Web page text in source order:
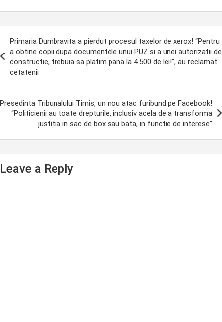
Primaria Dumbravita a pierdut procesul taxelor de xerox! “Pentru
a obtine copii dupa documentele unui PUZ si a unei autorizatii de
constructie, trebuia sa platim pana la 4.500 de lei!”, au reclamat
cetatenii
Presedinta Tribunalului Timis, un nou atac furibund pe Facebook!
“Politicienii au toate drepturile, inclusiv acela de a transforma
justitia in sac de box sau bata, in functie de interese”
Leave a Reply